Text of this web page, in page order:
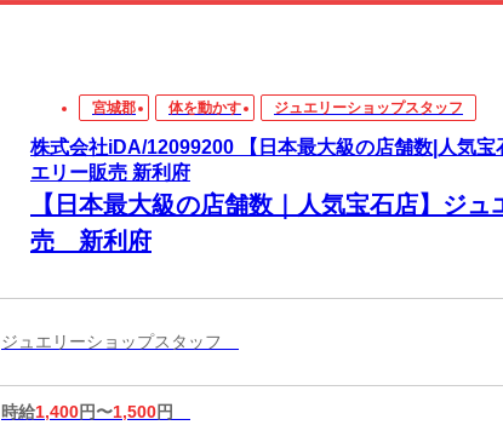
宮城郡 体を動かす ジュエリーショップスタッフ
株式会社iDA/12099200 【日本最大級の店舗数|人気宝
エリー販売 新利府
【日本最大級の店舗数｜人気宝石店】ジュ
売 新利府
ジュエリーショップスタッフ
時給1,400円〜1,500円